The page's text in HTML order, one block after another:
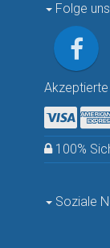
Folge uns
100%
Soziale